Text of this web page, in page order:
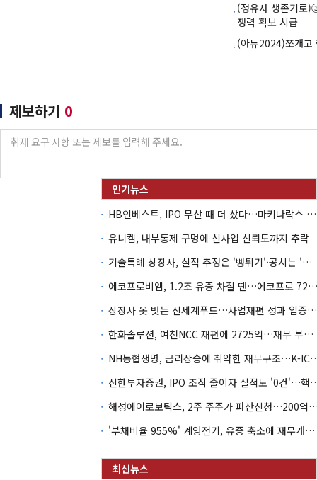
(정유사 생존기로
쟁력 확보 시급
(아듀2024)쪼개
제보하기 0
HB인베스트, IPO 무산 때 더 샀다…마키나락스 투자 2.7배 회수
유니켐, 내부통제 구멍에 신사업 신뢰도까지 추락
기술특례 상장사, 실적 추정은 '뻥튀기'·공시는 '누락'
에코프로비엠, 1.2조 유증 차질 땐…에코프로 7270억 '독박'
상장사 옷 벗는 신세계푸드…사업재편 성과 입증할까
한화솔루션, 여천NCC 재편에 2725억…재무 부담 커지나
NH농협생명, 금리상승에 취
신한투자증권, IPO 조직 줄
해성에어로보틱스, 2주 주주가 파산
'부채비율 955%' 계양전기, 유증 축소에 재무개선 효과 '뚝'